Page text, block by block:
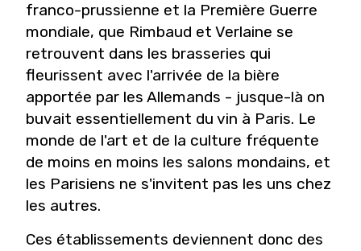
franco-prussienne et la Première Guerre
mondiale, que Rimbaud et Verlaine se
retrouvent dans les brasseries qui
fleurissent avec l'arrivée de la bière
apportée par les Allemands - jusque-là on
buvait essentiellement du vin à Paris. Le
monde de l'art et de la culture fréquente
de moins en moins les salons mondains, et
les Parisiens ne s'invitent pas les uns chez
les autres.
Ces établissements deviennent donc des